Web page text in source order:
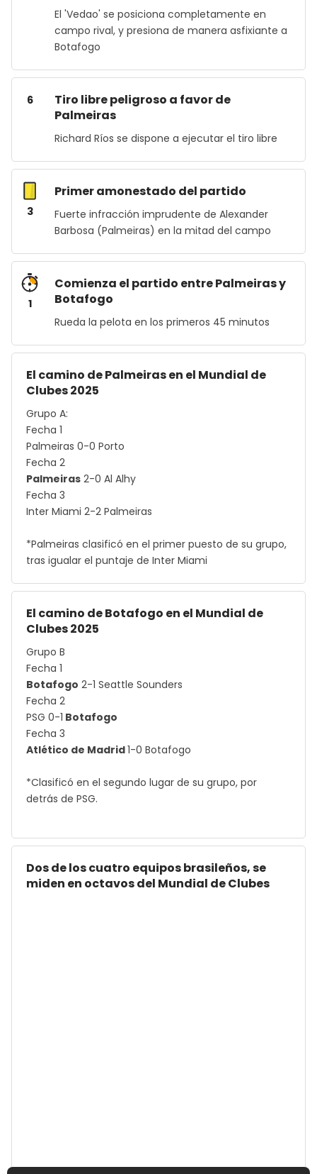
El 'Vedao' se posiciona completamente en
campo rival, y presiona de manera asfixiante a
Botafogo
6
Tiro libre peligroso a favor de
Palmeiras
Richard Ríos se dispone a ejecutar el tiro libre
3
Primer amonestado del partido
Fuerte infracción imprudente de Alexander
Barbosa (Palmeiras) en la mitad del campo
1
Comienza el partido entre Palmeiras y
Botafogo
Rueda la pelota en los primeros 45 minutos
El camino de Palmeiras en el Mundial de
Clubes 2025
Grupo A:
Fecha 1
Palmeiras 0-0 Porto
Fecha 2
Palmeiras 2-0 Al Alhy
Fecha 3
Inter Miami 2-2 Palmeiras
*Palmeiras clasificó en el primer puesto de su grupo,
tras igualar el puntaje de Inter Miami
El camino de Botafogo en el Mundial de
Clubes 2025
Grupo B
Fecha 1
Botafogo 2-1 Seattle Sounders
Fecha 2
PSG 0-1 Botafogo
Fecha 3
Atlético de Madrid1-0 Botafogo
*Clasificó en el segundo lugar de su grupo, por
detrás de PSG.
Dos de los cuatro equipos brasileños, se
miden en octavos del Mundial de Clubes